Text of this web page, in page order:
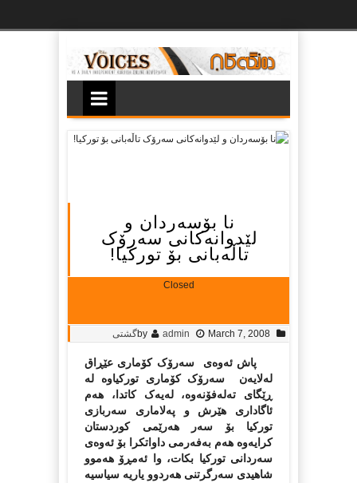
نا بۆسه‌ردان و
لێدوانه‌کانی سه‌رۆک
تاڵه‌بانی بۆ تورکیا!
Closed
by admin March 7, 2008 گشتی
پاش ئه‌وه‌ی سه‌رۆک کۆماری عێڕاق
له‌لایه‌ن سه‌رۆک کۆماری تورکیاوه‌ له‌
ڕێگای ته‌له‌فۆنه‌وه‌، له‌یه‌ک کاتدا، هه‌م
ئاگاداری هێرش و په‌لاماری سه‌ربازی
تورکیا بۆ سه‌ر هه‌رێمی کوردستان
کرایه‌وه‌ هه‌م به‌فه‌رمی داواتکرا بۆ ئه‌وه‌ی
سه‌ردانی تورکیا بکات، وا ئه‌مڕۆ هه‌موو
شاهیدی سه‌رگرتنی هه‌ردوو یاریه‌ سیاسیه‌